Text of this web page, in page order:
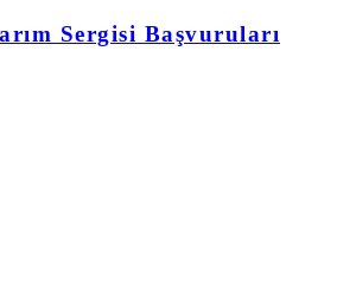
Sergisi Başvuruları